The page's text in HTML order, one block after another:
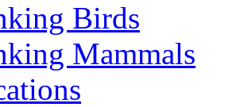
Birds
Mammals